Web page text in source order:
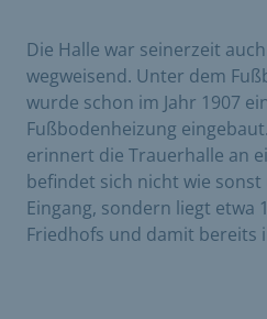
Die Halle war seinerzeit
wegweisend. Unter dem
wurde schon im Jahr 1907
Fußbodenheizung
erinnert die Trauerhalle an
befindet sich nicht wie sonst
Eingang, sondern liegt etwa
Friedhofs und damit bereits